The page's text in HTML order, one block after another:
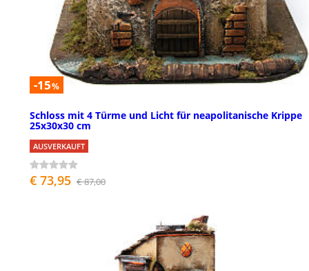
-15%
Schloss mit 4 Türme und Licht für neapolitanische Krippe
25x30x30 cm
AUSVERKAUFT
€ 73,95 € 87,00